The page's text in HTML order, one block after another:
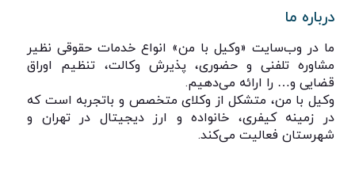
درباره ما
ما در وب‌سایت «وکیل با من» انواع خدمات حقوقی نظیر
مشاوره تلفنی و حضوری، پذیرش وکالت، تنظیم اوراق
قضایی و… را ارائه می‌دهیم.
وکیل با من، متشکل از وکلای متخصص و باتجربه است که
در زمینه کیفری، خانواده و ارز دیجیتال در تهران و
شهرستان فعالیت می‌کند.